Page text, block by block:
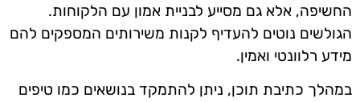
החשיפה, אלא גם מסייע לבניית אמון עם הלקוחות.
הגולשים נוטים להעדיף לקנות משירותים המספקים להם
מידע רלוונטי ואמין.
במהלך כתיבת תוכן, ניתן להתמקד בנושאים כמו טיפים